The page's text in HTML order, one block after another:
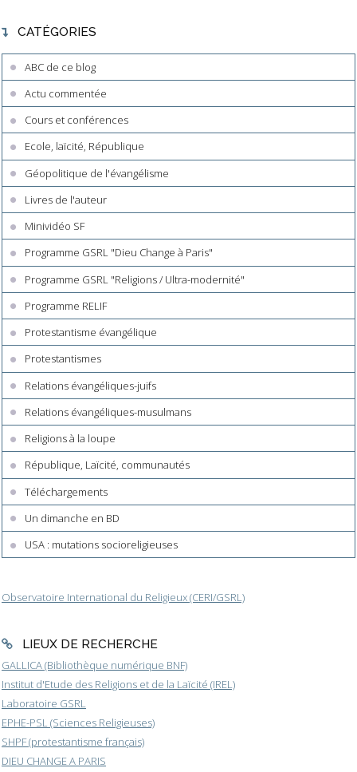
CATÉGORIES
ABC de ce blog
Actu commentée
Cours et conférences
Ecole, laïcité, République
Géopolitique de l'évangélisme
Livres de l'auteur
Minividéo SF
Programme GSRL "Dieu Change à Paris"
Programme GSRL "Religions / Ultra-modernité"
Programme RELIF
Protestantisme évangélique
Protestantismes
Relations évangéliques-juifs
Relations évangéliques-musulmans
Religions à la loupe
République, Laïcité, communautés
Téléchargements
Un dimanche en BD
USA : mutations socioreligieuses
Observatoire International du Religieux (CERI/GSRL)
LIEUX DE RECHERCHE
GALLICA (Bibliothèque numérique BNF)
Institut d'Etude des Religions et de la Laïcité (IREL)
Laboratoire GSRL
EPHE-PSL (Sciences Religieuses)
SHPF (protestantisme français)
DIEU CHANGE A PARIS